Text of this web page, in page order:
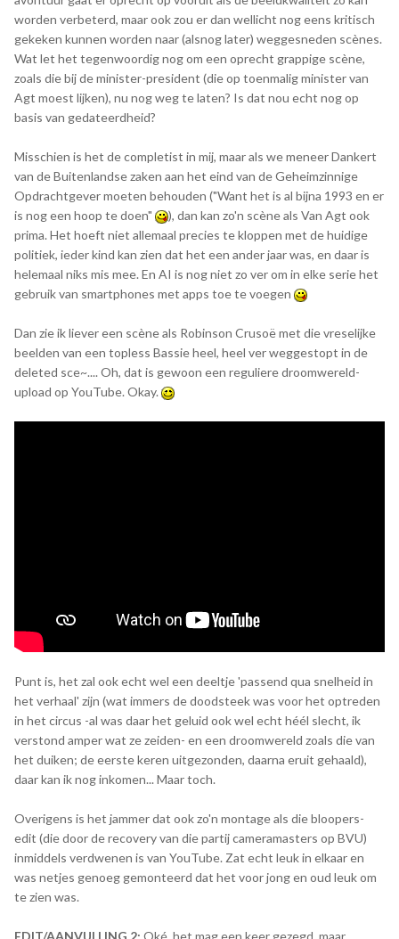
worden verbeterd, maar ook zou er dan wellicht nog eens kritisch
gekeken kunnen worden naar (alsnog later) weggesneden scènes.
Wat let het tegenwoordig nog om een oprecht grappige scène,
zoals die bij de minister-president (die op toenmalig minister van
Agt moest lijken), nu nog weg te laten? Is dat nou echt nog op
basis van gedateerdheid?
Misschien is het de completist in mij, maar als we meneer Dankert
van de Buitenlandse zaken aan het eind van de Geheimzinnige
Opdrachtgever moeten behouden ("Want het is al bijna 1993 en er
is nog een hoop te doen"
), dan kan zo'n scène als Van Agt ook
prima. Het hoeft niet allemaal precies te kloppen met de huidige
politiek, ieder kind kan zien dat het een ander jaar was, en daar is
helemaal niks mis mee. En AI is nog niet zo ver om in elke serie het
gebruik van smartphones met apps toe te voegen
Dan zie ik liever een scène als Robinson Crusoë met die vreselijke
beelden van een topless Bassie heel, heel ver weggestopt in de
deleted sce~.... Oh, dat is gewoon een reguliere droomwereld-
upload op YouTube. Okay.
Punt is, het zal ook echt wel een deeltje 'passend qua snelheid in
het verhaal' zijn (wat immers de doodsteek was voor het optreden
in het circus -al was daar het geluid ook wel echt héél slecht, ik
verstond amper wat ze zeiden- en een droomwereld zoals die van
het duiken; de eerste keren uitgezonden, daarna eruit gehaald),
daar kan ik nog inkomen... Maar toch.
Overigens is het jammer dat ook zo'n montage als die bloopers-
edit (die door de recovery van die partij cameramasters op BVU)
inmiddels verdwenen is van YouTube. Zat echt leuk in elkaar en
was netjes genoeg gemonteerd dat het voor jong en oud leuk om
te zien was.